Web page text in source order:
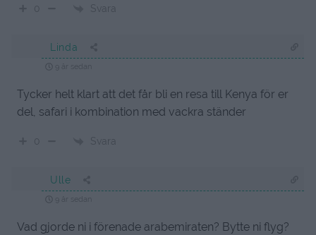
0 Svara
Linda
Tycker helt klart att det får bli en resa till Kenya för er
del, safari i kombination med vackra ständer
0 Svara
Ulle
Vad gjorde ni i förenade arabemiraten? Bytte ni flyg?